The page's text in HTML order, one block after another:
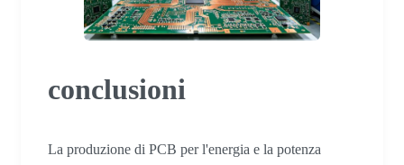
conclusioni
La produzione di PCB per l'energia e la potenza